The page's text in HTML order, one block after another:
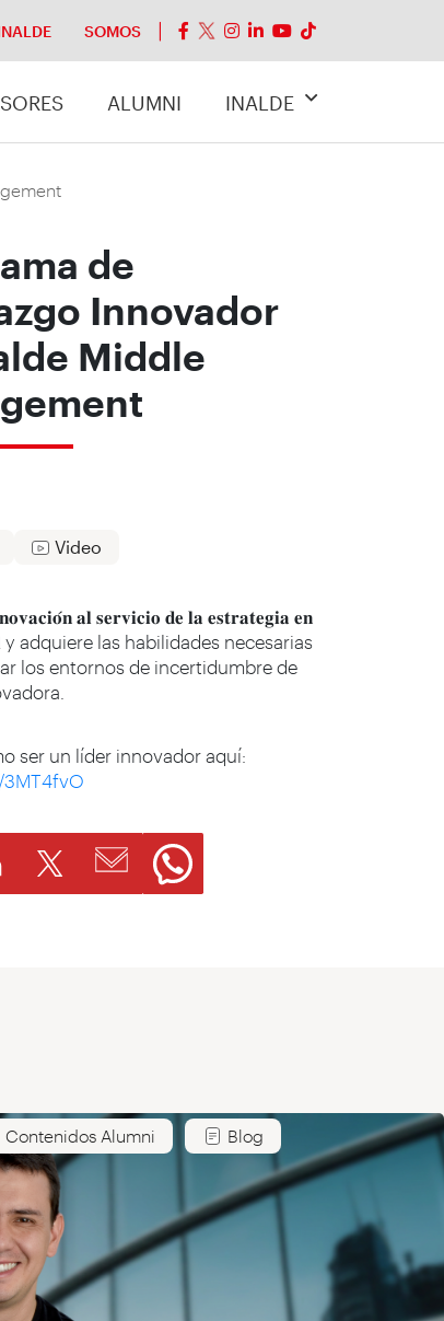
SOMOS
ALUMNI INALDE
de
Innovador
Middle
Video
𝐚𝐥 𝐬𝐞𝐫𝐯𝐢𝐜𝐢𝐨 𝐝𝐞 𝐥𝐚 𝐞𝐬𝐭𝐫𝐚𝐭𝐞𝐠𝐢𝐚 𝐞𝐧
y adquiere las habilidades necesarias
los entornos de incertidumbre de
ser un líder innovador aquí:
Contenidos Alumni Blog